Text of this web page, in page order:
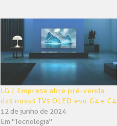
em em
janela)
LG | Empresa abre pré-venda
das novas TVs OLED evo G4 e C4
12 de junho de 2024
Em "Tecnologia"